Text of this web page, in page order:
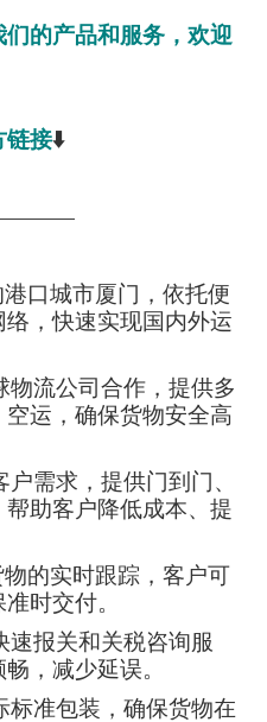
的产品和服务，欢迎
链接⬇️
港口城市厦门，依托便
，快速实现国内外运
物流公司合作，提供多
运，确保货物安全高
户需求，提供门到门、
助客户降低成本、提
物的实时跟踪，客户可
时交付。
速报关和关税咨询服
，减少延误。
标准包装，确保货物在